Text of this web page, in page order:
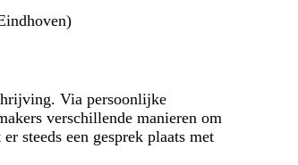
Via persoonlijke
verschillende manieren om
steeds een gesprek plaats met